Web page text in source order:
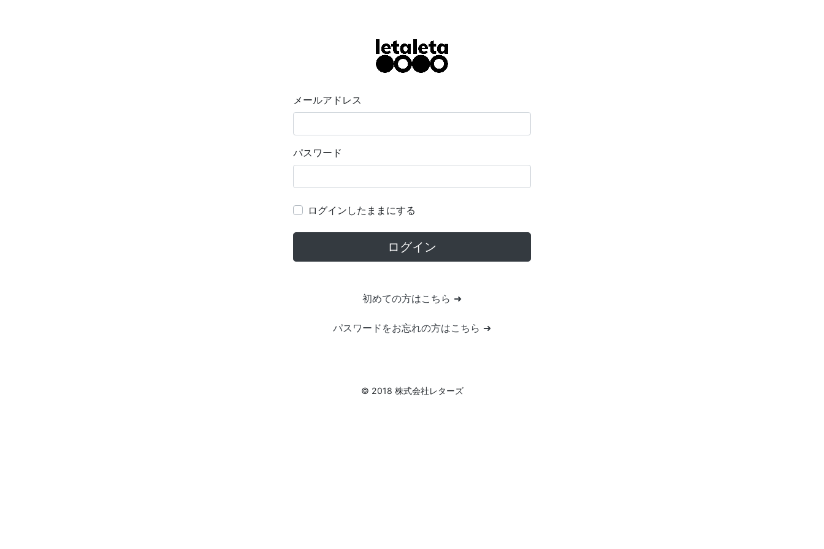
メールアドレス
パスワード
ログインしたままにする
ログイン
初めての方はこちら ➜
パスワードをお忘れの方はこちら ➜
© 2018 株式会社レターズ